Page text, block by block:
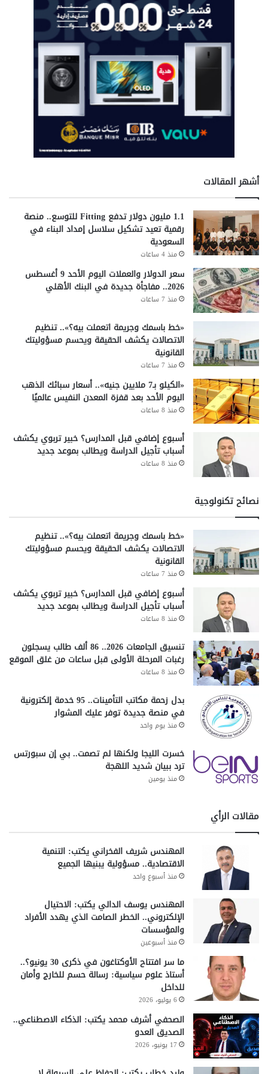
أشهر المقالات
1.1 مليون دولار تدفع Fitting للتوسع.. منصة
رقمية تعيد تشكيل سلاسل إمداد البناء في
السعودية
منذ 4 ساعات
سعر الدولار والعملات اليوم الأحد 9 أغسطس
2026.. مفاجأة جديدة في البنك الأهلي
منذ 7 ساعات
«خط باسمك وجريمة اتعملت بيه؟».. تنظيم
الاتصالات يكشف الحقيقة ويحسم مسؤوليتك
القانونية
منذ 7 ساعات
«الكيلو بـ7 ملايين جنيه».. أسعار سبائك الذهب
اليوم الأحد بعد قفزة المعدن النفيس عالميًا
منذ 8 ساعات
أسبوع إضافي قبل المدارس؟ خبير تربوي يكشف
أسباب تأجيل الدراسة ويطالب بموعد جديد
منذ 8 ساعات
نصائح تكنولوجية
«خط باسمك وجريمة اتعملت بيه؟».. تنظيم
الاتصالات يكشف الحقيقة ويحسم مسؤوليتك
القانونية
منذ 7 ساعات
أسبوع إضافي قبل المدارس؟ خبير تربوي يكشف
أسباب تأجيل الدراسة ويطالب بموعد جديد
منذ 8 ساعات
تنسيق الجامعات 2026.. 86 ألف طالب يسجلون
رغبات المرحلة الأولى قبل ساعات من غلق الموقع
منذ 8 ساعات
بدل زحمة مكاتب التأمينات.. 95 خدمة إلكترونية
في منصة جديدة توفر عليك المشوار
منذ يوم واحد
خسرت الليجا ولكنها لم تصمت.. بي إن سبورتس
ترد ببيان شديد اللهجة
منذ يومين
مقالات الرأي
المهندس شريف الفخراني يكتب: التنمية
الاقتصادية.. مسؤولية يبنيها الجميع
منذ أسبوع واحد
المهندس يوسف الدالي يكتب: الاحتيال
الإلكتروني.. الخطر الصامت الذي يهدد الأفراد
والمؤسسات
منذ أسبوعين
ما سر افتتاح الأوكتاغون في ذكرى 30 يونيو؟..
أستاذ علوم سياسية: رسالة حسم للخارج وأمان
للداخل
6 يوليو، 2026
الصحفي أشرف محمد يكتب: الذكاء الاصطناعي..
الصديق العدو
17 يونيو، 2026